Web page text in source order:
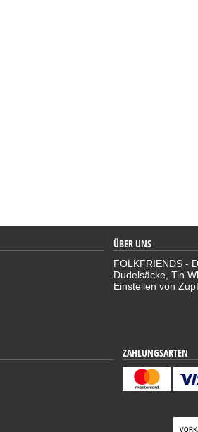
ÜBER UNS
FOLKFRIENDS -
Dudelsäcke, Tin
Einstellen von
ZAHLUNGSARTEN